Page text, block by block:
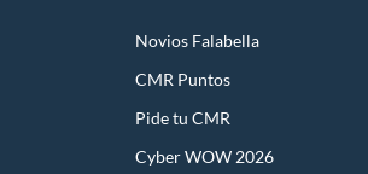
Novios Falabella
CMR Puntos
Pide tu CMR
Cyber WOW 2026